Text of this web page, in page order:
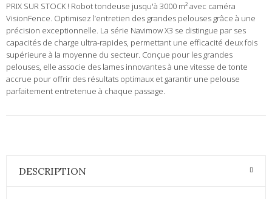
PRIX SUR STOCK ! Robot tondeuse jusqu'à 3000 m² avec caméra
VisionFence. Optimisez l’entretien des grandes pelouses grâce à une
précision exceptionnelle. La série Navimow X3 se distingue par ses
capacités de charge ultra-rapides, permettant une efficacité deux fois
supérieure à la moyenne du secteur. Conçue pour les grandes
pelouses, elle associe des lames innovantes à une vitesse de tonte
accrue pour offrir des résultats optimaux et garantir une pelouse
parfaitement entretenue à chaque passage.
DESCRIPTION